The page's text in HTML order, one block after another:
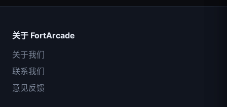
关于 FortArcade
关于我们
联系我们
意见反馈